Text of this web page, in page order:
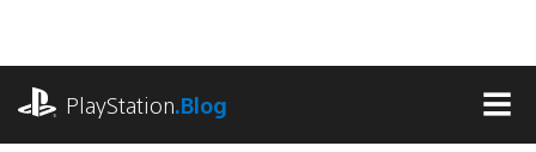
contenuto
PlayStation.Blog